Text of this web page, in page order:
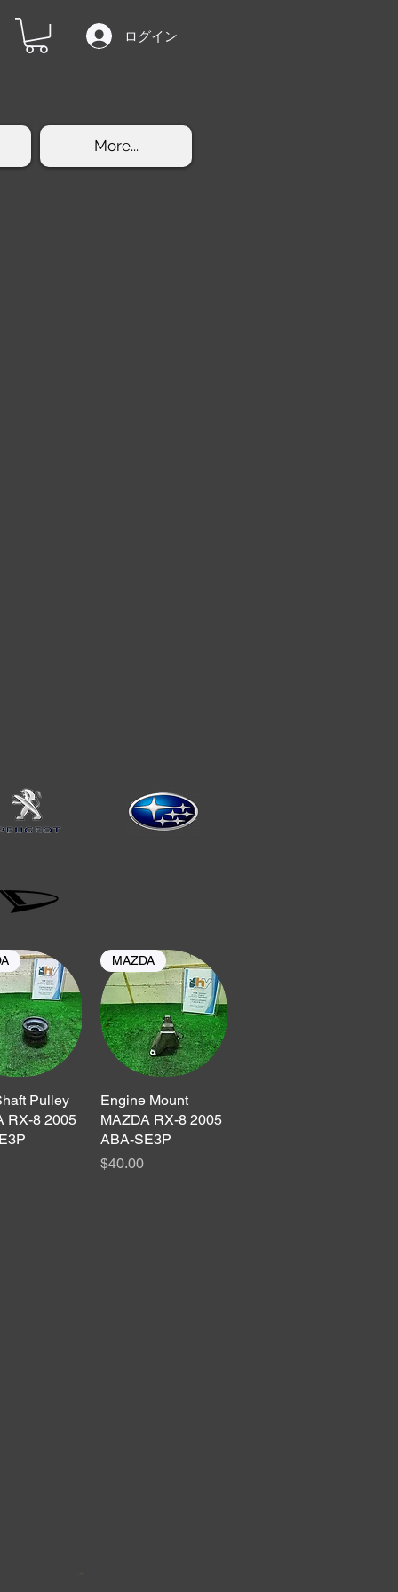
ログイン
More...
クビュー
Pulley
RX-8 2005
クイックビュー
MAZDA
Engine Mount
MAZDA RX-8 2005
ABA-SE3P
価格
$40.00